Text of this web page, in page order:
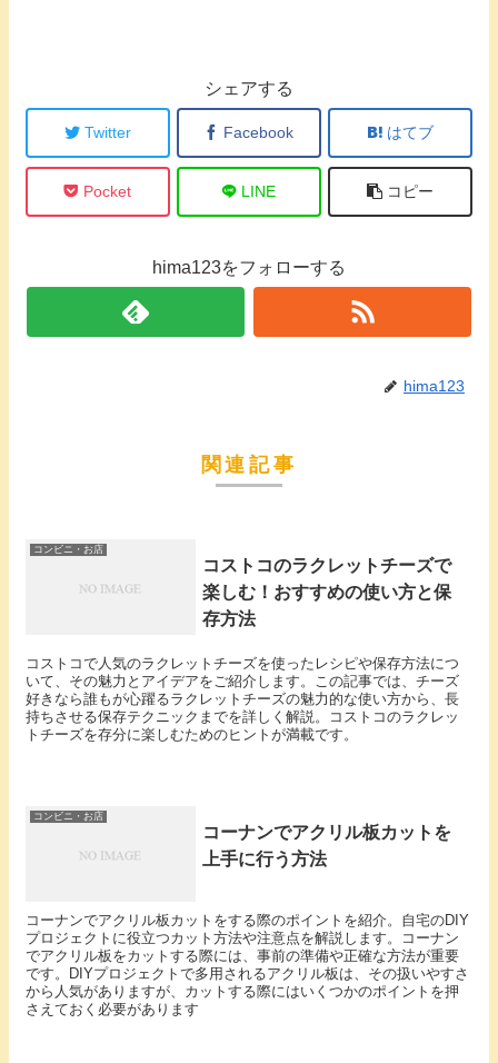
シェアする
Twitter Facebook はてブ
Pocket LINE コピー
hima123をフォローする
hima123
関連記事
コンビニ・お店
コストコのラクレットチーズで
楽しむ！おすすめの使い方と保
存方法
コストコで人気のラクレットチーズを使ったレシピや保存方法につ
いて、その魅力とアイデアをご紹介します。この記事では、チーズ
好きなら誰もが心躍るラクレットチーズの魅力的な使い方から、長
持ちさせる保存テクニックまでを詳しく解説。コストコのラクレッ
トチーズを存分に楽しむためのヒントが満載です。
コンビニ・お店
コーナンでアクリル板カットを
上手に行う方法
コーナンでアクリル板カットをする際のポイントを紹介。自宅のDIY
プロジェクトに役立つカット方法や注意点を解説します。コーナン
でアクリル板をカットする際には、事前の準備や正確な方法が重要
です。DIYプロジェクトで多用されるアクリル板は、その扱いやすさ
から人気がありますが、カットする際にはいくつかのポイントを押
さえておく必要があります